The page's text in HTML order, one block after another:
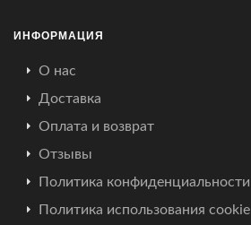
ИНФОРМАЦИЯ
О нас
Доставка
Оплата и возврат
Отзывы
Политика конфиденциальности
Политика использования cookie